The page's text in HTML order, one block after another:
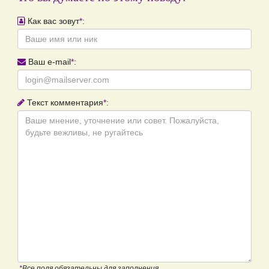
Как вас зовут*:
Ваш e-mail*:
Текст комментария*: